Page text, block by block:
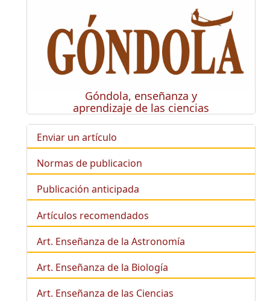
Góndola, enseñanza y
aprendizaje de las ciencias
Enviar un artículo
Normas de publicacion
Publicación anticipada
Artículos recomendados
Art. Enseñanza de la Astronomía
Art. Enseñanza de la Biología
Art. Enseñanza de las Ciencias